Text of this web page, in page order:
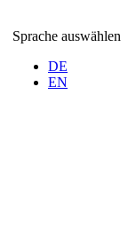
Sprache auswählen
DE
EN